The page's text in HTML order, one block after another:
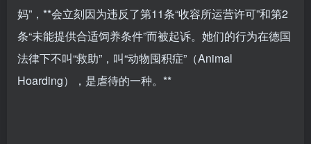
妈”，**会立刻因为违反了第11条“收容所运营许可”和第2
条“未能提供合适饲养条件”而被起诉。她们的行为在德国
法律下不叫“救助”，叫“动物囤积症”（Animal
Hoarding），是虐待的一种。**